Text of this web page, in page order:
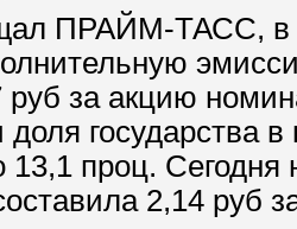
ПРАЙМ-ТАСС, в
руб за акцию
государства
проц. Сегодня
2,14 руб